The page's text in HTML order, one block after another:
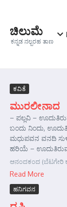
ಚಿಲುಮೆ
ಕನ್ನಡ ನಲ್ಬರಹ ತಾಣ
ಕವಿತೆ
ಮುರಲೀನಾದ
– ಪಲ್ಲವಿ –
ಬಂದು ನಿಂದು,
ಮಧುಪವನ ವನದಿ
ಹರಿಯೆ –
ಆನಂದಕಂದ (ಬೆಟಗೇರಿ
Read More
ಹನಿಗವನ